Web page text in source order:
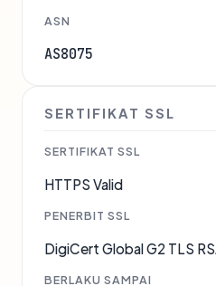
ASN
AS8075
SERTIFIKAT SSL
SERTIFIKAT SSL
HTTPS Valid
PENERBIT SSL
DigiCert Global G2 TLS
BERLAKU SAMPAI